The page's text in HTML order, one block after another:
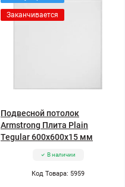
Заканчивается
Подвесной потолок
Armstrong Плита Plain
Tegular 600x600x15 мм
В наличии
Код Товара: 5959